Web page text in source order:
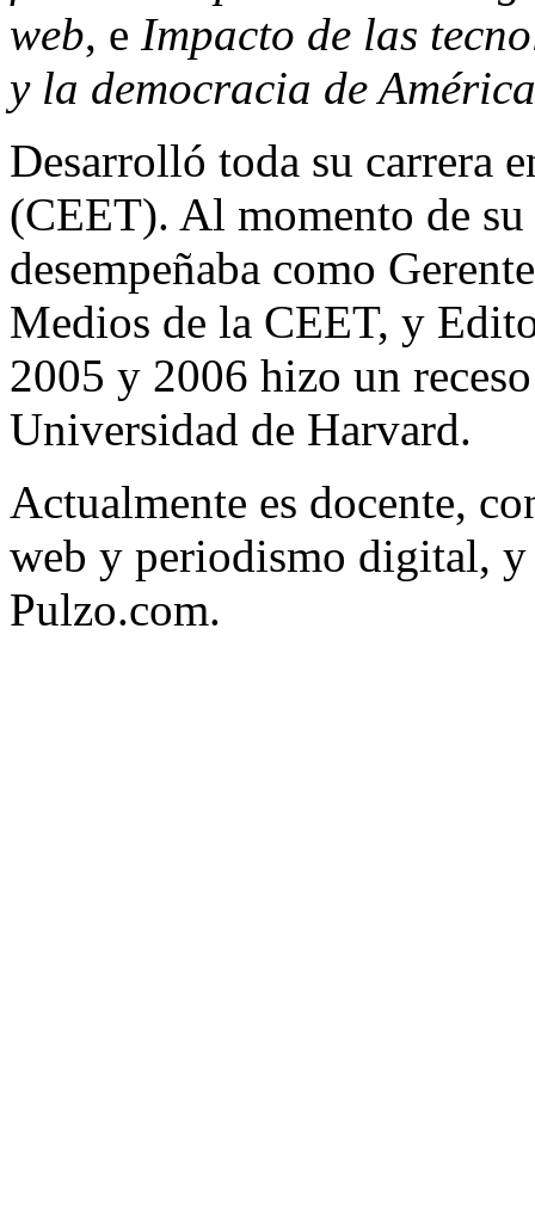
web, e Impacto de las
y la democracia de
Desarrolló toda su carrera
(CEET). Al momento de
desempeñaba como
Medios de la CEET, y
2005 y 2006 hizo un
Universidad de Harvard.
Actualmente es docente,
web y periodismo digital,
Pulzo.com.